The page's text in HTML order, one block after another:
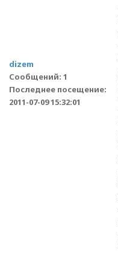
dizem
Сообщений: 1
Последнее посещение:
2011-07-09 15:32:01